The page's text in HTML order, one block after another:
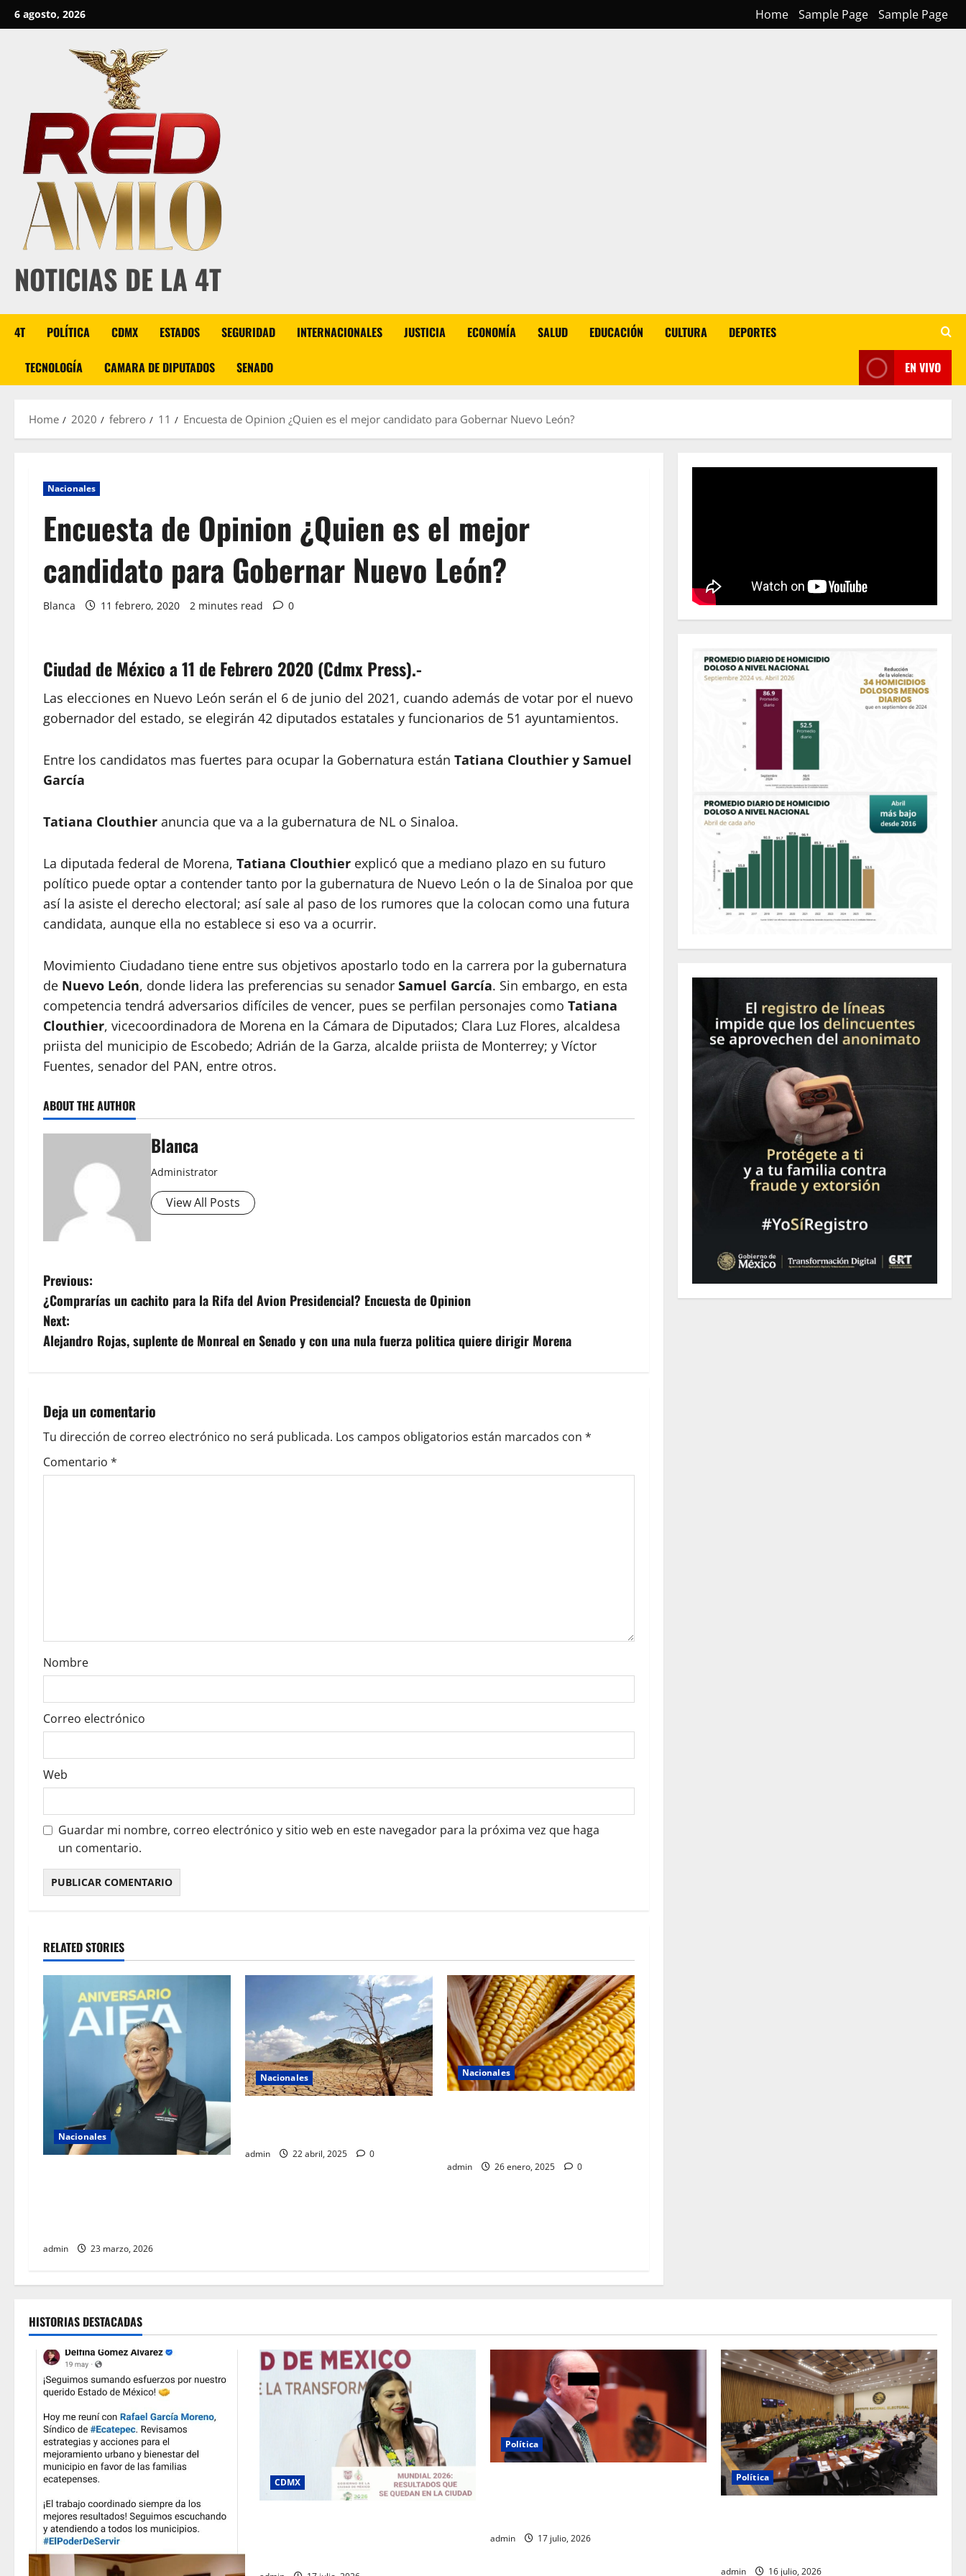
Skip
to
6 agosto, 2026 Home Sample Page Sample Page
NOTICIAS DE LA 4T
4T POLÍTICA CDMX ESTADOS SEGURIDAD INTERNACIONALES JUSTICIA ECONOMÍA SALUD EDUCACIÓN CULTURA DEPORTES
TECNOLOGÍA CAMARA DE DIPUTADOS SENADO EN VIVO
Home 2020 febrero 11 Encuesta de Opinion ¿Quien es el mejor candidato para Gobernar Nuevo León?
Nacionales
Encuesta de Opinion ¿Quien es el mejor
candidato para Gobernar Nuevo León?
Blanca 11 febrero, 2020 2 minutes read 0
Ciudad de México a 11 de Febrero 2020 (Cdmx Press).-
Las elecciones en Nuevo León serán el 6 de junio del 2021, cuando además de votar por el nuevo
gobernador del estado, se elegirán 42 diputados estatales y funcionarios de 51 ayuntamientos.
Entre los candidatos mas fuertes para ocupar la Gobernatura están Tatiana Clouthier y Samuel
García
Tatiana Clouthier anuncia que va a la gubernatura de NL o Sinaloa.
La diputada federal de Morena, Tatiana Clouthier explicó que a mediano plazo en su futuro
político puede optar a contender tanto por la gubernatura de Nuevo León o la de Sinaloa por que
así la asiste el derecho electoral; así sale al paso de los rumores que la colocan como una futura
candidata, aunque ella no establece si eso va a ocurrir.
Movimiento Ciudadano tiene entre sus objetivos apostarlo todo en la carrera por la gubernatura
de Nuevo León, donde lidera las preferencias su senador Samuel García. Sin embargo, en esta
competencia tendrá adversarios difíciles de vencer, pues se perfilan personajes como Tatiana
Clouthier, vicecoordinadora de Morena en la Cámara de Diputados; Clara Luz Flores, alcaldesa
priista del municipio de Escobedo; Adrián de la Garza, alcalde priista de Monterrey; y Víctor
Fuentes, senador del PAN, entre otros.
ABOUT THE AUTHOR
Blanca
Administrator
View All Posts
P
o
s
n
a
v
o
n
Previous:
¿Comprarías un cachito para la Rifa del Avion Presidencial? Encuesta de Opinion
Next:
Alejandro Rojas, suplente de Monreal en Senado y con una nula fuerza politica quiere dirigir Morena
Deja un comentario
Tu dirección de correo electrónico no será publicada. Los campos obligatorios están marcados con *
Comentario *
Nombre
Correo electrónico
Web
Guardar mi nombre, correo electrónico y sitio web en este navegador para la próxima vez que haga
un comentario.
RELATED STORIES
Nacionales
admin 23 marzo, 2026
Nacionales
admin 22 abril, 2025 0
Nacionales
admin 26 enero, 2025 0
HISTORIAS DESTACADAS
CDMX
Política
admin 17 julio, 2026
Política
admin 16 julio, 2026